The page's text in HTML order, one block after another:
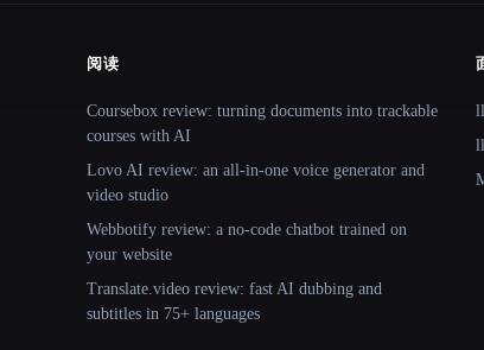
阅读
Coursebox review: turning documents into trackable
courses with AI
Lovo AI review: an all-in-one voice generator and
video studio
Webbotify review: a no-code chatbot trained on
your website
Translate.video review: fast AI dubbing and
subtitles in 75+ languages